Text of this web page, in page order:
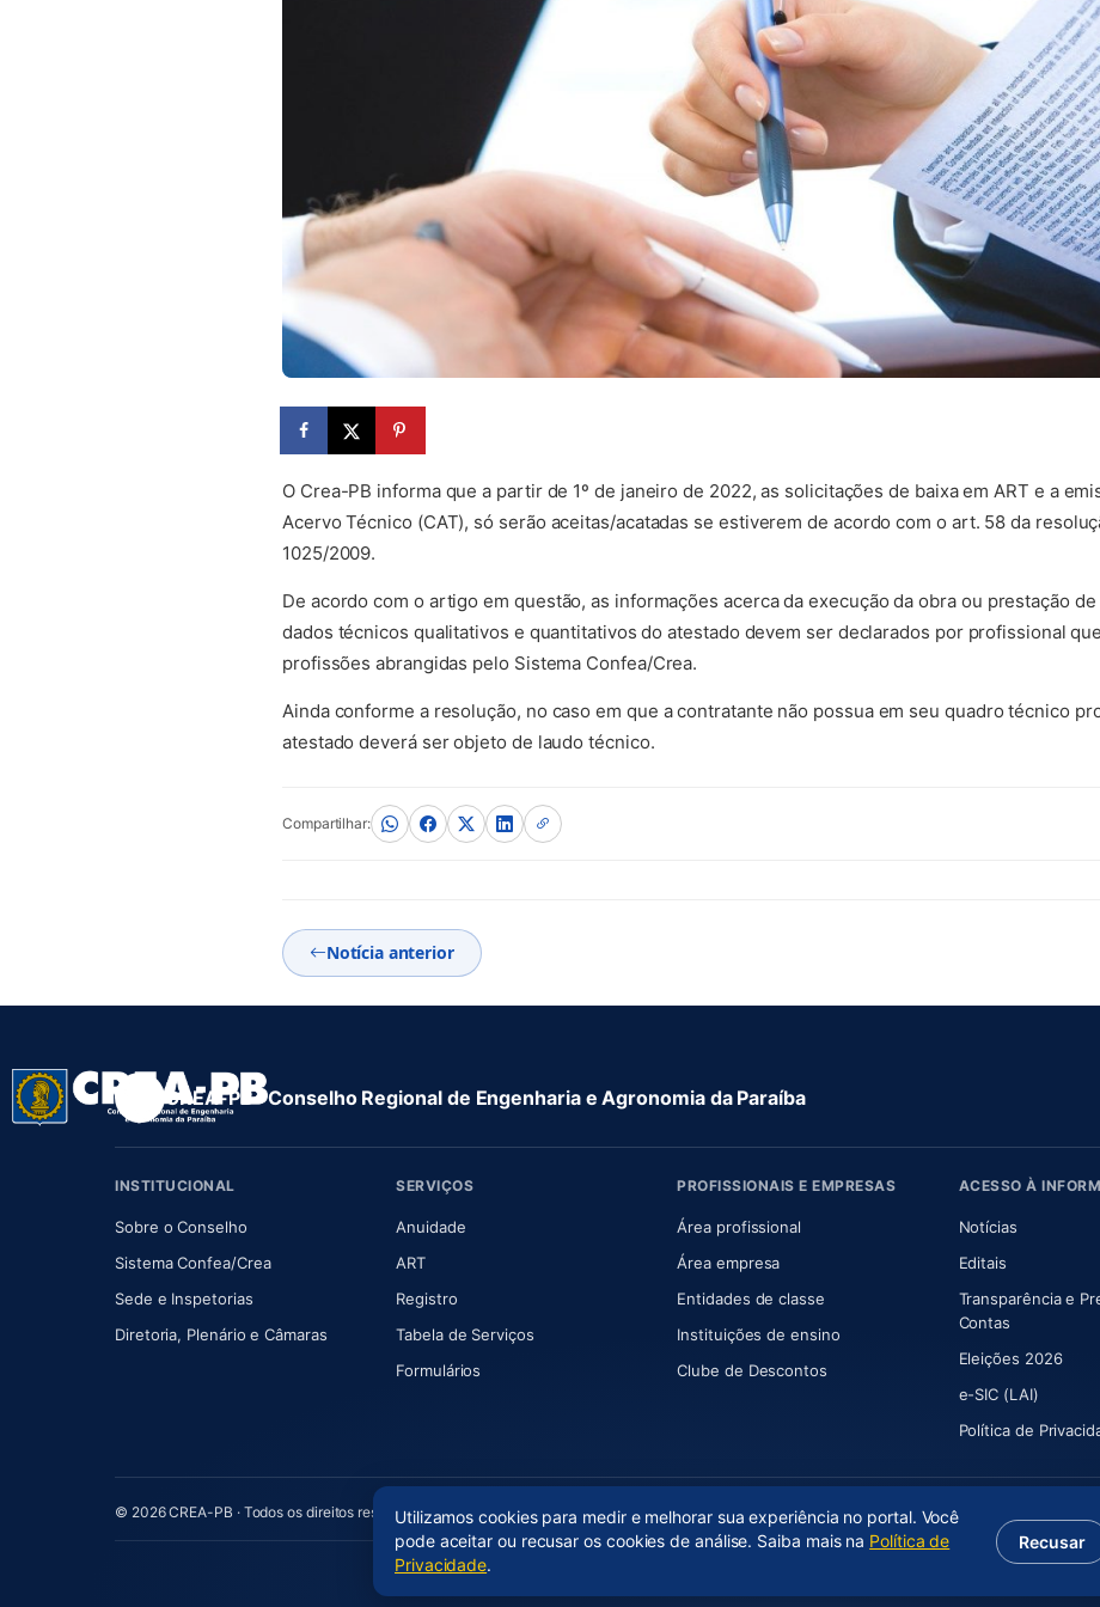
O Crea-PB informa que a partir de 1º de janeiro de 2022, as solicitações de baixa em ART e a
Acervo Técnico (CAT), só serão aceitas/acatadas se estiverem de acordo com o art. 58 da
1025/2009.
De acordo com o artigo em questão, as informações acerca da execução da obra ou prestação
dados técnicos qualitativos e quantitativos do atestado devem ser declarados por profissional
profissões abrangidas pelo Sistema Confea/Crea.
Ainda conforme a resolução, no caso em que a contratante não possua em seu quadro técnico
atestado deverá ser objeto de laudo técnico.
Compartilhar:
Notícia anterior
CREA-PB · Conselho Regional de Engenharia e Agronomia da Paraíba
INSTITUCIONAL
Sobre o Conselho(abre em nova aba)
Sistema Confea/Crea(abre em nova aba)
Sede e Inspetorias
Diretoria, Plenário e Câmaras(abre em nova aba)
SERVIÇOS
Anuidade(abre em nova aba)
ART(abre em nova aba)
Registro
Tabela de Serviços
Formulários
PROFISSIONAIS E EMPRESAS
Área profissional
Área empresa
Entidades de classe
Instituições de ensino
Clube de Descontos
ACESSO À
Notícias
Editais
Transparência e
Contas
Eleições 2026
e-SIC (LAI)
Política de
© 2026 CREA-PB · Todos os direitos reservados
(abre em nova aba)
Utilizamos cookies para medir e melhorar sua experiência no portal. Você
pode aceitar ou recusar os cookies de análise. Saiba mais na Política de
Privacidade.
Recusar